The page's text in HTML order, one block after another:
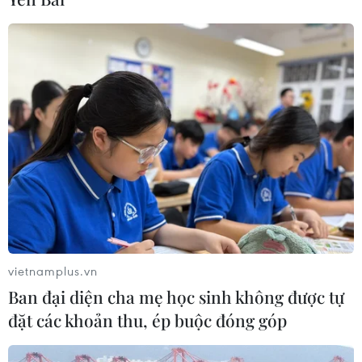
Tháo gỡ "điểm nghẽn" dữ liệu: Bộ Y
tế tăng tốc chuyển đổi số toàn diện
04/08/2026 08:08
Bộ Y tế ban hành Kế hoạch dự phòng
thương tích giai đoạn 2026-2030
04/08/2026 07:41
Hệ thống y tế đa cực, đưa y tế đến
gần dân
04/08/2026 04:55
vietnamplus.vn
Ban đại diện cha mẹ học sinh không được tự
đặt các khoản thu, ép buộc đóng góp